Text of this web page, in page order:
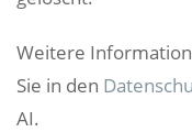
Weitere
Sie in den
AI.